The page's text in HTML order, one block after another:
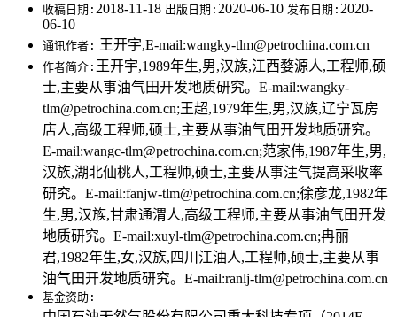
收稿日期: 2018-11-18 出版日期: 2020-06-10 发布日期: 2020-
06-10
通讯作者: 王开宇,E-mail:wangky-tlm@petrochina.com.cn
作者简介: 王开宇,1989年生,男,汉族,江西婺源人,工程师,硕
士,主要从事油气田开发地质研究。E-mail:wangky-
tlm@petrochina.com.cn;王超,1979年生,男,汉族,辽宁瓦房
店人,高级工程师,硕士,主要从事油气田开发地质研究。
E-mail:wangc-tlm@petrochina.com.cn;范家伟,1987年生,男,
汉族,湖北仙桃人,工程师,硕士,主要从事注气提高采收率
研究。E-mail:fanjw-tlm@petrochina.com.cn;徐彦龙,1982年
生,男,汉族,甘肃通渭人,高级工程师,主要从事油气田开发
地质研究。E-mail:xuyl-tlm@petrochina.com.cn;冉丽
君,1982年生,女,汉族,四川江油人,工程师,硕士,主要从事
油气田开发地质研究。E-mail:ranlj-tlm@petrochina.com.cn
基金资助: